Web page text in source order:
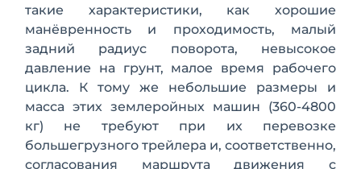
такие характеристики, как хорошие
манёвренность и проходимость, малый
задний радиус поворота, невысокое
давление на грунт, малое время рабочего
цикла. К тому же небольшие размеры и
масса этих землеройных машин (360-4800
кг) не требуют при их перевозке
большегрузного трейлера и, соответственно,
согласования маршрута движения с